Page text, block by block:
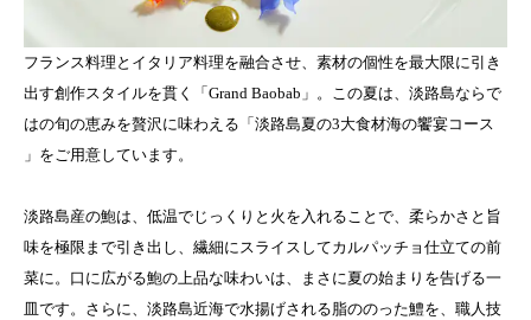
フランス料理とイタリア料理を融合させ、素材の個性を最大限に引き
出す創作スタイルを貫く「Grand Baobab」。この夏は、淡路島ならで
はの旬の恵みを贅沢に味わえる「淡路島夏の3大食材海の饗宴コース
」をご用意しています。
淡路島産の鮑は、低温でじっくりと火を入れることで、柔らかさと旨
味を極限まで引き出し、繊細にスライスしてカルパッチョ仕立ての前
菜に。口に広がる鮑の上品な味わいは、まさに夏の始まりを告げる一
皿です。さらに、淡路島近海で水揚げされる脂ののった鱧を、職人技